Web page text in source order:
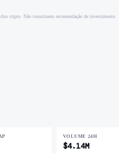
cripto. Não constituem recomendação de investimento.
VOLUME 24H
$4.14M